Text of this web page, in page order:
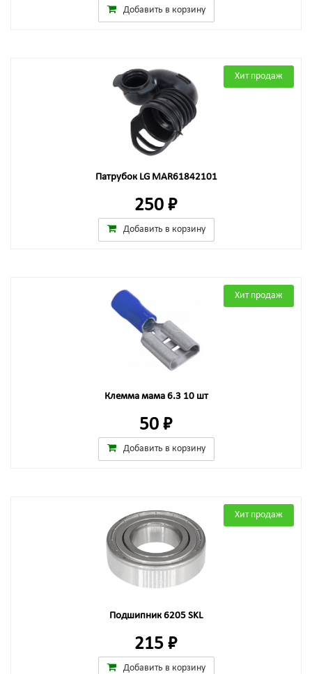
Добавить в корзину
Хит продаж
Патрубок LG MAR61842101
250 ₽
Добавить в корзину
Хит продаж
Клемма мама 6.3 10 шт
50 ₽
Добавить в корзину
Хит продаж
Подшипник 6205 SKL
215 ₽
Добавить в корзину